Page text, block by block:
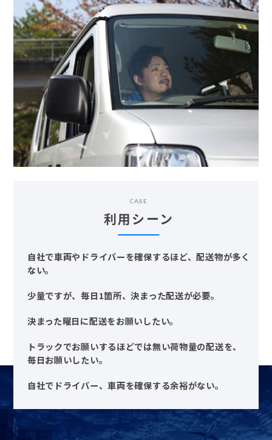
CASE
利用シーン
自社で車両やドライバーを確保するほど、配送物が多く
ない。
少量ですが、毎日1箇所、決まった配送が必要。
決まった曜日に配送をお願いしたい。
トラックでお願いするほどでは無い荷物量の配送を、
毎日お願いしたい。
自社でドライバー、車両を確保する余裕がない。